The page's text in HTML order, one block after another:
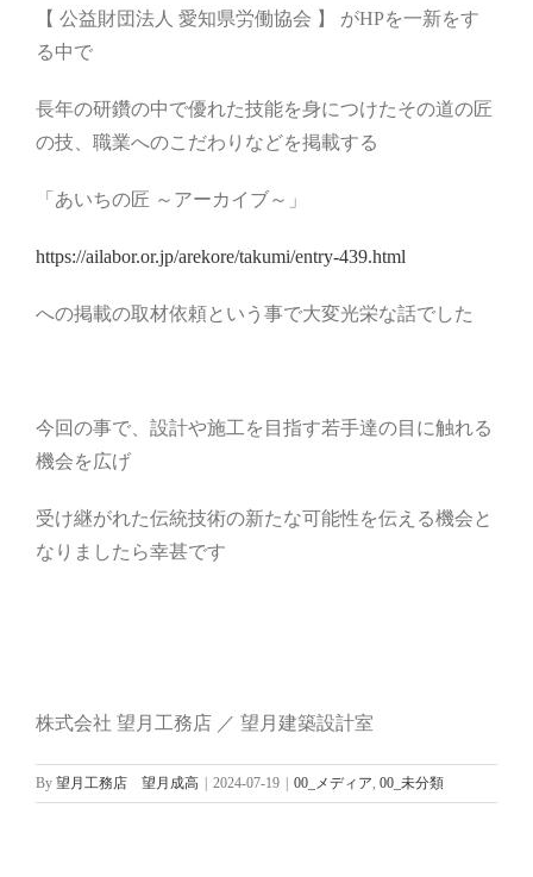
【 公益財団法人 愛知県労働協会 】 がHPを一新をす
る中で
長年の研鑽の中で優れた技能を身につけたその道の匠
の技、職業へのこだわりなどを掲載する
「あいちの匠 ～アーカイブ～」
https://ailabor.or.jp/arekore/takumi/entry-439.html
への掲載の取材依頼という事で大変光栄な話でした
今回の事で、設計や施工を目指す若手達の目に触れる
機会を広げ
受け継がれた伝統技術の新たな可能性を伝える機会と
なりましたら幸甚です
株式会社 望月工務店 ／ 望月建築設計室
By 望月工務店 望月成高 2024-07-19 00_メディア, 00_未分類